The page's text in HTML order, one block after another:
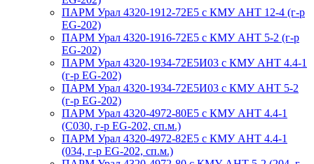
ПАРМ Урал 4320-1912-72Е5 с КМУ АНТ 12-4 (г-р
EG-202)
ПАРМ Урал 4320-1916-72Е5 с КМУ АНТ 5-2 (г-р
EG-202)
ПАРМ Урал 4320-1934-72Е5И03 с КМУ АНТ 4.4-1
(г-р EG-202)
ПАРМ Урал 4320-1934-72Е5И03 с КМУ АНТ 5-2
(г-р EG-202)
ПАРМ Урал 4320-4972-80Е5 с КМУ АНТ 4.4-1
(С030, г-р EG-202, сп.м.)
ПАРМ Урал 4320-4972-82Е5 с КМУ АНТ 4.4-1
(034, г-р EG-202, сп.м.)